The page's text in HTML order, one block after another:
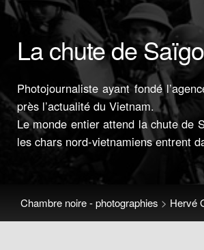
La chute de
Photojournaliste ayant fondé
près l’actualité du Vietnam.
Le monde entier attend la chute de
les chars nord-vietnamiens entrent
Chambre noire - photographies > Hervé